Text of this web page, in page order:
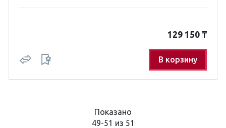
129 150 ₸
В корзину
Показано
49-51 из 51